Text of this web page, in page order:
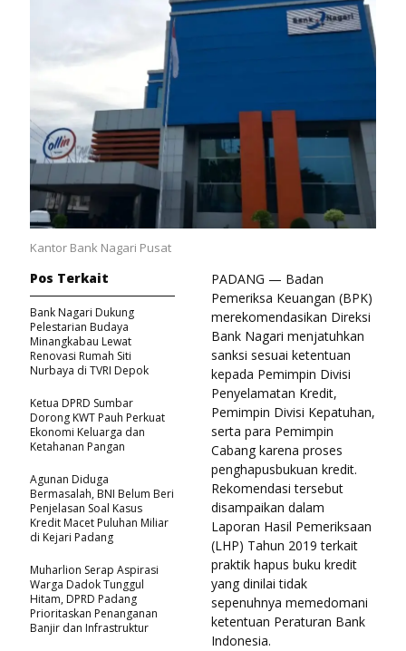
Kantor Bank Nagari Pusat
PADANG — Badan
Pemeriksa Keuangan (BPK)
merekomendasikan Direksi
Bank Nagari menjatuhkan
sanksi sesuai ketentuan
kepada Pemimpin Divisi
Penyelamatan Kredit,
Pemimpin Divisi Kepatuhan,
serta para Pemimpin
Cabang karena proses
penghapusbukuan kredit.
Rekomendasi tersebut
disampaikan dalam
Laporan Hasil Pemeriksaan
(LHP) Tahun 2019 terkait
praktik hapus buku kredit
yang dinilai tidak
sepenuhnya memedomani
ketentuan Peraturan Bank
Indonesia.
Pos Terkait
Bank Nagari Dukung
Pelestarian Budaya
Minangkabau Lewat
Renovasi Rumah Siti
Nurbaya di TVRI Depok
Ketua DPRD Sumbar
Dorong KWT Pauh Perkuat
Ekonomi Keluarga dan
Ketahanan Pangan
Agunan Diduga
Bermasalah, BNI Belum Beri
Penjelasan Soal Kasus
Kredit Macet Puluhan Miliar
di Kejari Padang
Muharlion Serap Aspirasi
Warga Dadok Tunggul
Hitam, DPRD Padang
Prioritaskan Penanganan
Banjir dan Infrastruktur